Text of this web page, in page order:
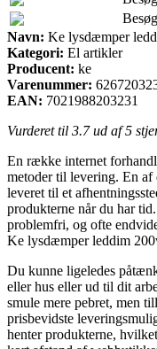
Navn: Ke lysdæmper
Kategori: El artikler
Producent: ke
Varenummer:
EAN: 7021988203231
Vurderet til 3.7ud af 5
En række internet
metoder til levering. En af
leveret til et
produkterne når du har
problemfri, og ofte
Ke lysdæmper leddim
Du kunne ligeledes
eller hus eller ud til dit
smule mere pebret, men
prisbevidste
henter produkterne,